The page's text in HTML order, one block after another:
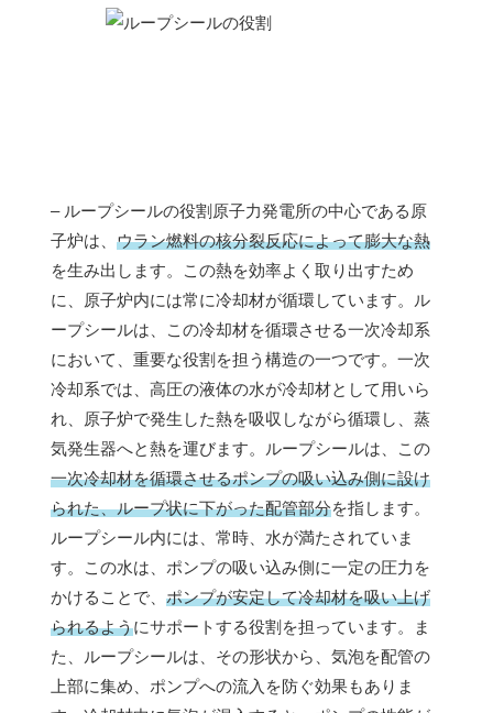
– ループシールの役割原子力発電所の中心である原
子炉は、 ウラン燃料の核分裂反応によって膨大な熱
を生み出します。この熱を効率よく取り出すため
に、原子炉内には常に冷却材が循環しています。ル
ープシールは、この冷却材を循環させる一次冷却系
において、重要な役割を担う構造の一つです。一次
冷却系では、高圧の液体の水が冷却材として用いら
れ、原子炉で発生した熱を吸収しながら循環し、蒸
気発生器へと熱を運びます。ループシールは、この
一次冷却材を循環させるポンプの吸い込み側に設け
られた、ループ状に下がった配管部分を指します。
ループシール内には、常時、水が満たされていま
す。この水は、ポンプの吸い込み側に一定の圧力を
かけることで、 ポンプが安定して冷却材を吸い上げ
られるようにサポートする役割を担っています。ま
た、ループシールは、その形状から、気泡を配管の
上部に集め、ポンプへの流入を防ぐ効果もありま